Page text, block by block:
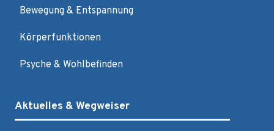
Bewegung & Entspannung
Körperfunktionen
Psyche & Wohlbefinden
Aktuelles & Wegweiser